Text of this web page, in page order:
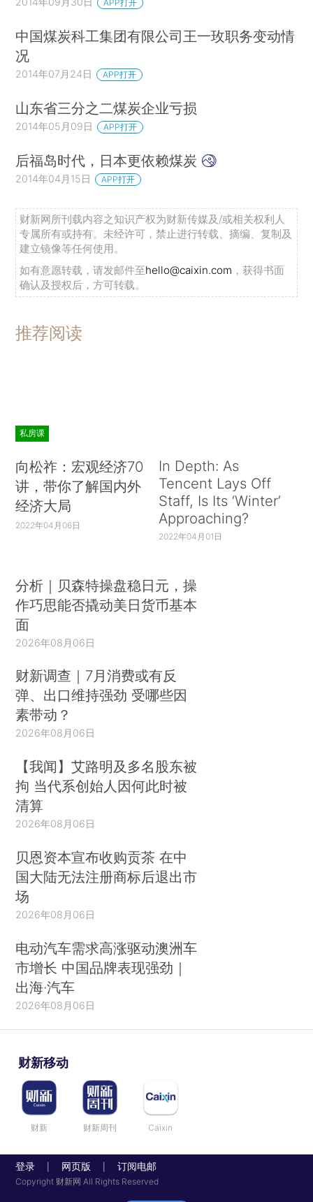
APP打开
中国煤炭科工集团有限公司王一玫职务变动情
况
2014年07月24日 APP打开
山东省三分之二煤炭企业亏损
2014年05月09日 APP打开
后福岛时代，日本更依赖煤炭
2014年04月15日 APP打开
财新网所刊载内容之知识产权为财新传媒及/或相关权利人
专属所有或持有。未经许可，禁止进行转载、摘编、复制及
建立镜像等任何使用。
如有意愿转载，请发邮件至hello@caixin.com ，获得书面
确认及授权后，方可转载。
推荐阅读
私房课
向松祚：宏观经济70
讲，带你了解国内外
经济大局
2022年04月06日
In Depth: As
Tencent Lays Off
Staff, Is Its ‘Winter’
Approaching?
2022年04月01日
分析｜贝森特操盘稳日元，操
作巧思能否撬动美日货币基本
面
2026年08月06日
财新调查｜7月消费或有反
弹、出口维持强劲 受哪些因
素带动？
2026年08月06日
【我闻】艾路明及多名股东被
拘 当代系创始人因何此时被
清算
2026年08月06日
贝恩资本宣布收购贡茶 在中
国大陆无法注册商标后退出市
场
2026年08月06日
电动汽车需求高涨驱动澳洲车
市增长 中国品牌表现强劲｜
出海·汽车
2026年08月06日
财新移动
财新 财新周刊 Caixin
登录 网页版 订阅电邮
Copyright 财新网 All Rights Reserved